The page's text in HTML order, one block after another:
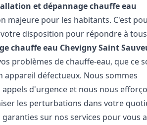
et dépannage chauffe eau
majeure pour les habitants. C'est
disposition pour répondre à
chauffe eau Chevigny Saint
problèmes de chauffe-eau, que ce
défectueux. Nous sommes
d'urgence et nous nous
les perturbations dans votre
sur nos services pour vous